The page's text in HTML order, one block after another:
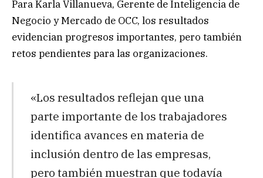
Para Karla Villanueva, Gerente de Inteligencia de
Negocio y Mercado de OCC, los resultados
evidencian progresos importantes, pero también
retos pendientes para las organizaciones.
«Los resultados reflejan que una
parte importante de los trabajadores
identifica avances en materia de
inclusión dentro de las empresas,
pero también muestran que todavía